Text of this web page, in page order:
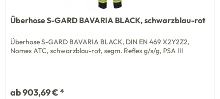
Überhose S-GARD BAVARIA BLACK, schwarzblau-rot
Überhose S-GARD BAVARIA BLACK, DIN EN 469 X2Y2Z2,
Nomex ATC, schwarzblau-rot, segm. Reflex g/s/g, PSA III
ab 903,69 € *